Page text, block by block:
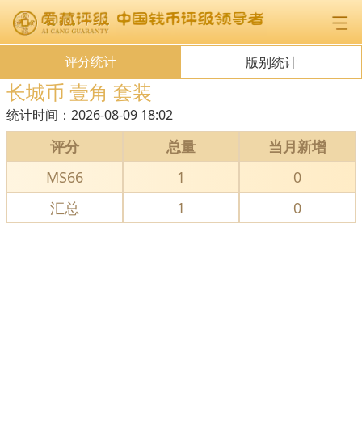
评分统计 版别统计
长城币 壹角 套装
统计时间： 2026-08-09 18:02
评分 总量
当月新增
MS66
1
0
汇总
1 0